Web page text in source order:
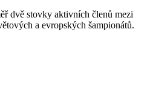
dvě stovky aktivních členů mezi
a evropských šampionátů.